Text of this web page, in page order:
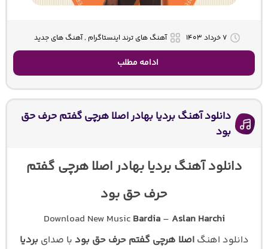
۷ خرداد ۱۴۰۳ آهنگ های ترند اینستاگرام , آهنگ های جدید
ادامه مطلب
دانلود آهنگ بردیا بهادر اصلا هرچی گفتم حرف حق
بود
دانلود آهنگ بردیا بهادر اصلا هرچی گفتم
حرف حق بود
Download New Music Bardia – Aslan Harchi
دانلود اهنگاصلا هرچی گفتم حرف حق بود با صدای بردیا